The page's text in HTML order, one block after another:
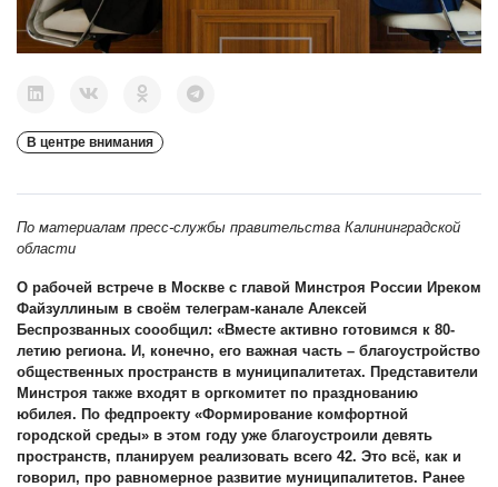
В центре внимания
По материалам пресс-службы правительства Калининградской
области
О рабочей встрече в Москве с главой Минстроя России Иреком
Файзуллиным в своём телеграм-канале Алексей
Беспрозванных соообщил: «Вместе активно готовимся к 80-
летию региона. И, конечно, его важная часть – благоустройство
общественных пространств в муниципалитетах. Представители
Минстроя также входят в оргкомитет по празднованию
юбилея. По федпроекту «Формирование комфортной
городской среды» в этом году уже благоустроили девять
пространств, планируем реализовать всего 42. Это всё, как и
говорил, про равномерное развитие муниципалитетов. Ранее